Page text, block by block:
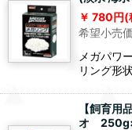
780円(
希望小売
メガパワ
リング形
【飼育
オ